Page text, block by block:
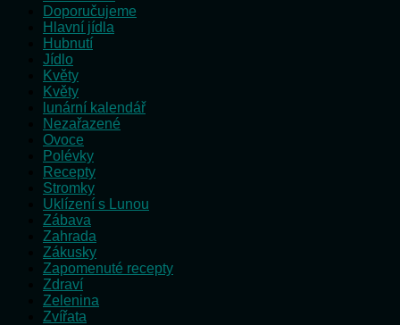
Doporučujeme
Hlavní jídla
Hubnutí
Jídlo
Květy
Květy
lunární kalendář
Nezařazené
Ovoce
Polévky
Recepty
Stromky
Uklízení s Lunou
Zábava
Zahrada
Zákusky
Zapomenuté recepty
Zdraví
Zelenina
Zvířata